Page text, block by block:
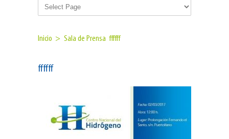
Inicio > Sala de Prensa ffffff
ffffff